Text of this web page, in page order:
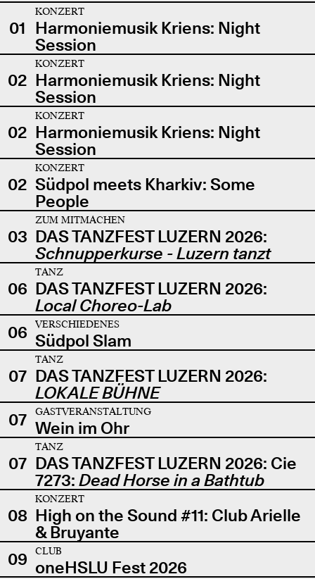
01
KONZERT
Harmoniemusik Kriens: Night
Session
02
KONZERT
Harmoniemusik Kriens: Night
Session
02
KONZERT
Harmoniemusik Kriens: Night
Session
02
KONZERT
Südpol meets Kharkiv: Some
People
03
ZUM MITMACHEN
DAS TANZFEST LUZERN 2026:
Schnupperkurse - Luzern tanzt
06
TANZ
DAS TANZFEST LUZERN 2026:
Local Choreo-Lab
06
VERSCHIEDENES
Südpol Slam
07
TANZ
DAS TANZFEST LUZERN 2026:
LOKALE BÜHNE
07
GASTVERANSTALTUNG
Wein im Ohr
07
TANZ
DAS TANZFEST LUZERN 2026: Cie
7273: Dead Horse in a Bathtub
08
KONZERT
High on the Sound #11: Club Arielle
& Bruyante
09
CLUB
oneHSLU Fest 2026